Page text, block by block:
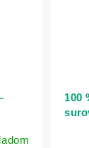
100